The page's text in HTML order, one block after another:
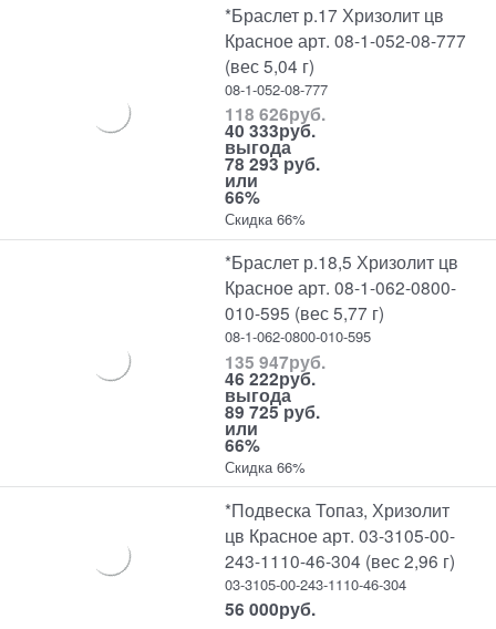
*Браслет р.17 Хризолит цв
Красное арт. 08-1-052-08-777
(вес 5,04 г)
08-1-052-08-777
118 626руб.
40 333руб.
выгода
78 293 руб.
или
66%
Скидка 66%
*Браслет р.18,5 Хризолит цв
Красное арт. 08-1-062-0800-
010-595 (вес 5,77 г)
08-1-062-0800-010-595
135 947руб.
46 222руб.
выгода
89 725 руб.
или
66%
Скидка 66%
*Подвеска Топаз, Хризолит
цв Красное арт. 03-3105-00-
243-1110-46-304 (вес 2,96 г)
03-3105-00-243-1110-46-304
56 000руб.